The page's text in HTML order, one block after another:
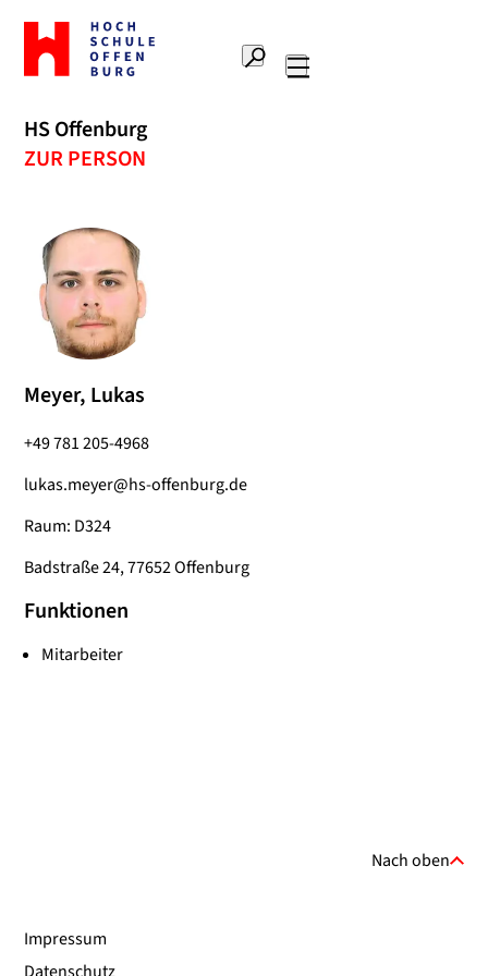
Zur
Startseite
Hochschule
Suche
HS Offenburg
ZUR PERSON
Meyer, Lukas
+49 781 205-4968
lukas.meyer@hs-offenburg.de
Raum: D324
Badstraße 24, 77652 Offenburg
Funktionen
Mitarbeiter
Nach oben
Impressum